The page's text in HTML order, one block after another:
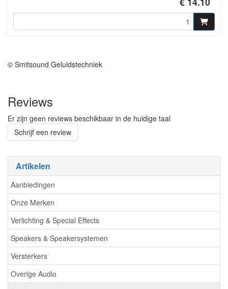
Artikelen
Aanbiedingen
Onze Merken
Verlichting & Special Effects
Speakers & Speakersystemen
Versterkers
Overige Audio
© Smitsound Geluidstechniek
Reviews
Er zijn geen reviews beschikbaar in de huidige taal
Schrijf een review